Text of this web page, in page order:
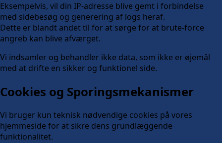
Eksempelvis, vil din IP-adresse blive gemt i forbindelse
med sidebesøg og generering af logs heraf.
Dette er blandt andet til for at sørge for at brute-force
angreb kan blive afværget.
Vi indsamler og behandler ikke data, som ikke er øjemål
med at drifte en sikker og funktionel side.
Cookies og Sporingsmekanismer
Vi bruger kun teknisk nødvendige cookies på vores
hjemmeside for at sikre dens grundlæggende
funktionalitet.